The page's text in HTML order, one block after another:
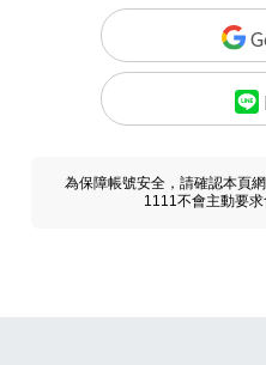
為保障帳號安全，請確認本頁
1111不會主動要